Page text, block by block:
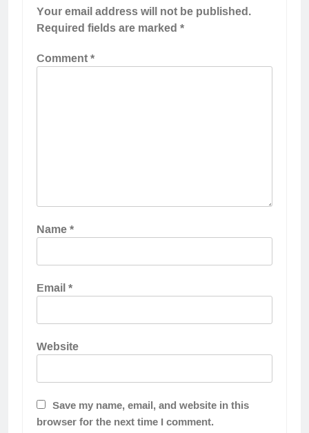
Your email address will not be published.
Required fields are marked*
Comment*
Name*
Email*
Website
Save my name, email, and website in this
browser for the next time I comment.